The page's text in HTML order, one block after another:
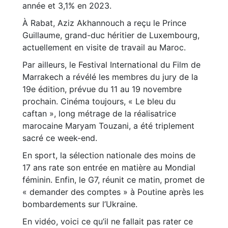
année et 3,1% en 2023.
À Rabat, Aziz Akhannouch a reçu le Prince
Guillaume, grand-duc héritier de Luxembourg,
actuellement en visite de travail au Maroc.
Par ailleurs, le Festival International du Film de
Marrakech a révélé les membres du jury de la
19e édition, prévue du 11 au 19 novembre
prochain. Cinéma toujours, « Le bleu du
caftan », long métrage de la réalisatrice
marocaine Maryam Touzani, a été triplement
sacré ce week-end.
En sport, la sélection nationale des moins de
17 ans rate son entrée en matière au Mondial
féminin. Enfin, le G7, réunit ce matin, promet de
« demander des comptes » à Poutine après les
bombardements sur l’Ukraine.
En vidéo, voici ce qu’il ne fallait pas rater ce